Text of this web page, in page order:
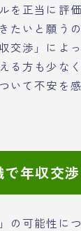
を正当に評
たいと願う
交渉」によ
る方も少な
いて不安を
年収交
の可能性に